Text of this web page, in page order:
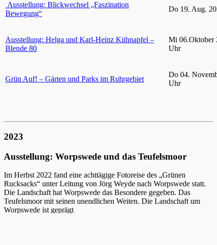
Ausstellung: Blickwechsel „Faszination
Bewegung“
Do 19. Aug.
Ausstellung: Helga und Karl-Heinz Kühnapfel –
Blende 80
Mi 06.Oktober
Uhr
Grün Auf! – Gärten und Parks im Ruhrgebiet
Do 04.
Uhr
2023
Ausstellung: Worpswede und das Teufelsmoor
Im Herbst 2022 fand eine achttägige Fotoreise des „Grünen
Rucksacks“ unter Leitung von Jörg Weyde nach Worpswede statt.
Die Landschaft hat Worpswede das Besondere gegeben. Das
Teufelsmoor mit seinen unendlichen Weiten. Die Landschaft um
Worpswede ist geprägt